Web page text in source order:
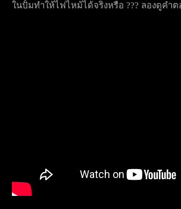
ในปั้มทำให้ไฟไหม้ได้จริงหรือ ??? ลองดูคำ